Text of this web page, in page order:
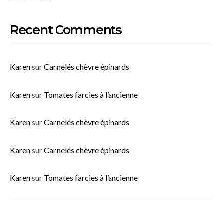
Recent Comments
KarensurCannelés chèvre épinards
Karensur Tomates farcies à l’ancienne
KarensurCannelés chèvre épinards
KarensurCannelés chèvre épinards
Karensur Tomates farcies à l’ancienne